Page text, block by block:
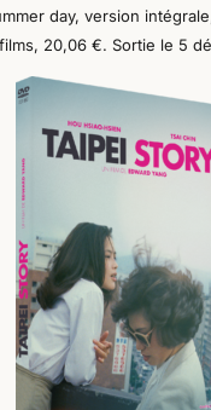
day, version
20,06 €. Sortie le 5